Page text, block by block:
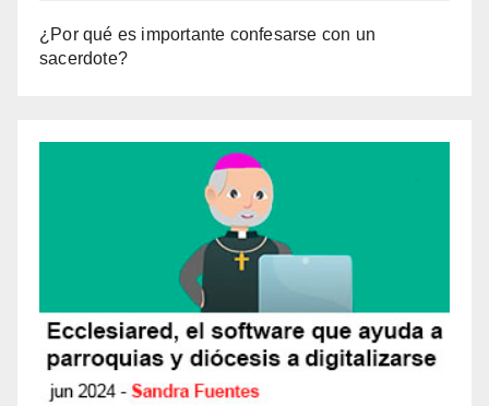
¿Por qué es importante confesarse con un
sacerdote?